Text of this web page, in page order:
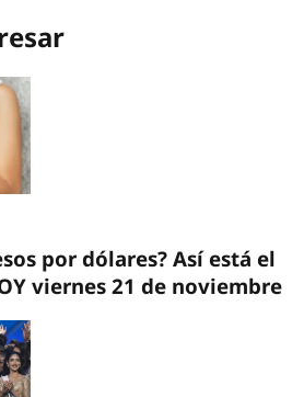
por dólares? Así está el
viernes 21 de noviembre